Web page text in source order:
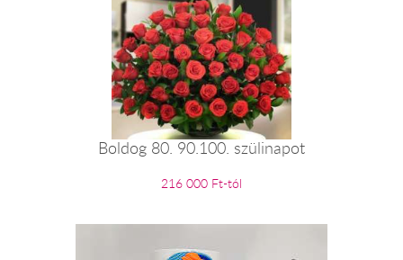
Boldog 80. 90.100. szülinapot
216 000 Ft-tól